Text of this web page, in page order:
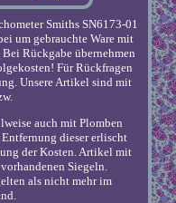
Smiths SN6173-01
um gebrauchte Ware mit
Rückgabe übernehmen
Für Rückfragen
Unsere Artikel sind mit
auch mit Plomben
dieser erlischt
der Kosten. Artikel mit
Siegeln.
als nicht mehr im